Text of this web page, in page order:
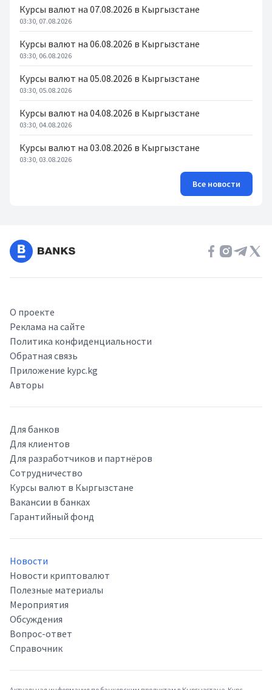
Курсы валют на 07.08.2026 в Кыргызстане
03:30, 07.08.2026
Курсы валют на 06.08.2026 в Кыргызстане
03:30, 06.08.2026
Курсы валют на 05.08.2026 в Кыргызстане
03:30, 05.08.2026
Курсы валют на 04.08.2026 в Кыргызстане
03:30, 04.08.2026
Курсы валют на 03.08.2026 в Кыргызстане
03:30, 03.08.2026
Все новости
О проекте
Реклама на сайте
Политика конфиденциальности
Обратная связь
Приложение kypc.kg
Авторы
Для банков
Для клиентов
Для разработчиков и партнёров
Сотрудничество
Курсы валют в Кыргызстане
Вакансии в банках
Гарантийный фонд
Новости
Новости криптовалют
Полезные материалы
Мероприятия
Обсуждения
Вопрос-ответ
Справочник